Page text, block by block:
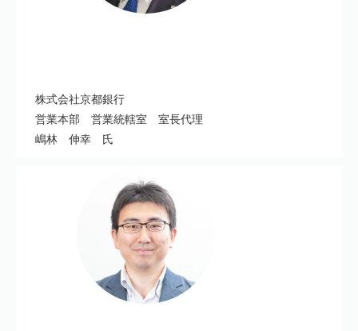
株式会社京都銀行
営業本部 営業統轄室 室長代理
嶋林 伸幸 氏